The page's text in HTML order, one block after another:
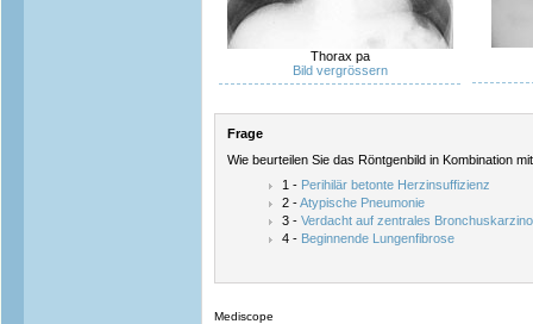
Thorax pa
Bild vergrössern
Frage
Wie beurteilen Sie das Röntgenbild in Kombination
1 - Perihilär betonte Herzinsuffizienz
2 -Atypische Pneumonie
3 - Verdacht auf zentrales
4 - Beginnende Lungenfibrose
Mediscope